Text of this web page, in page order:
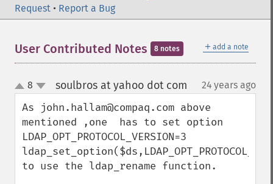
Request • Report a Bug
＋ add a note
User Contributed Notes 8 notes
up
down
8 soulbros at yahoo dot com 24 years ago
As john.hallam@compaq.com above
mentioned ,one  has to set option
LDAP_OPT_PROTOCOL_VERSION=3
to use the ldap_rename function.